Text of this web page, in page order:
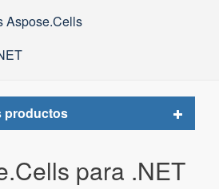
Aspose.Cells
productos
Toggle
para .NET